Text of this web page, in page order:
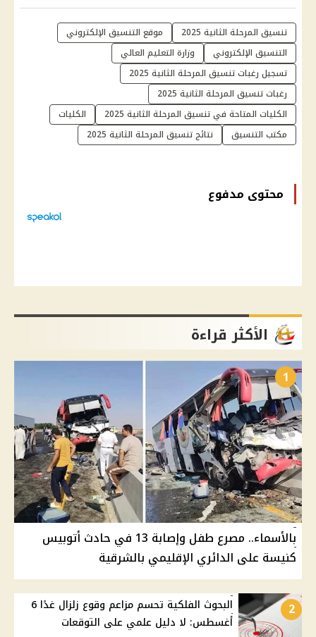
تنسيق المرحلة الثانية 2025
موقع التنسيق الإلكتروني
التنسيق الإلكتروني
وزارة التعليم العالي
تسجيل رغبات تنسيق المرحلة الثانية 2025
رغبات تنسيق المرحلة الثانية 2025
الكليات المتاحة في تنسيق المرحلة الثانية 2025
الكليات
مكتب التنسيق
نتائج تنسيق المرحلة الثانية 2025
محتوى مدفوع
الأكثر قراءة
1
بالأسماء.. مصرع طفل وإصابة 13 في حادث أتوبيس
كنيسة على الدائري الإقليمي بالشرقية
2
البحوث الفلكية تحسم مزاعم وقوع زلزال غدًا 6
أغسطس: لا دليل علمي على التوقعات